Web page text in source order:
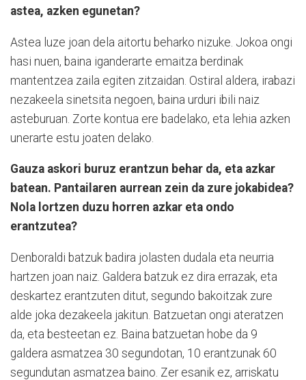
astea, azken egunetan?
Astea luze joan dela aitortu beharko nizuke. Jokoa ongi
hasi nuen, baina iganderarte emaitza berdinak
mantentzea zaila egiten zitzaidan. Ostiral aldera, irabazi
nezakeela sinetsita negoen, baina urduri ibili naiz
asteburuan. Zorte kontua ere badelako, eta lehia azken
unerarte estu joaten delako.
Gauza askori buruz erantzun behar da, eta azkar
batean. Pantailaren aurrean zein da zure jokabidea?
Nola lortzen duzu horren azkar eta ondo
erantzutea?
Denboraldi batzuk badira jolasten dudala eta neurria
hartzen joan naiz. Galdera batzuk ez dira errazak, eta
deskartez erantzuten ditut, segundo bakoitzak zure
alde joka dezakeela jakitun. Batzuetan ongi ateratzen
da, eta besteetan ez. Baina batzuetan hobe da 9
galdera asmatzea 30 segundotan, 10 erantzunak 60
segundutan asmatzea baino. Zer esanik ez, arriskatu